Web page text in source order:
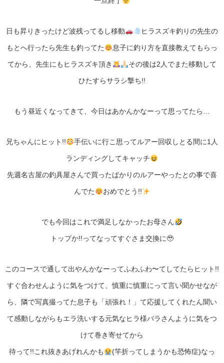
日も昇りきったけど波残ってるし移動 ヒラスズキ釣りの先生の
もとへ行ったら先生も釣ってた 息子に釣り方を直接教えてもらっ
てから、先生にもヒラスズキ頂き その後は2人でまた移動して
ひたすらサラシ撃ち!!
もう昼近くなってきて、今日はあかんかなーって思ってたら…
兄ちゃんにヒット!! 手伝いに行こ思ってルアー回収しとる間に1人
ランディングしてキャッチ
先週名古屋の釣具屋さんで買ったばかりのルアーやったとの事で喜
んでた おめでとう!!
でも今回はこれで満足しなかったお母さん
トップか!!ってなってすぐさま交換に🥹
このコースで通して出やんかなーってふわふわ〜てしてたらヒット!!
すぐ合わせんように気をつけて、慎重に慎重にって言い聞かせなが
ら、隣で写真撮ってた息子も「頑張れ！」て応援してくれたん聞い
て感動しながらもエラ洗いする元気なヒラ様バラさんように気をつ
けて巻き寄せてから
待って!!これ抜きあげれんかも (竿折ってしまうかも恐怖症)なっ